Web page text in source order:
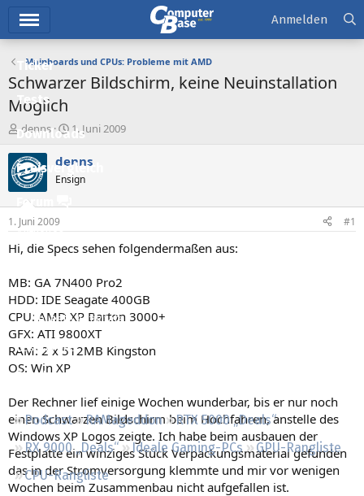
Ticker
Tests
Downloads
Preisvergleich
Forum
Aktuelles
Neue Beiträge
Neueste Aktivitäten
Leserartikel
Regeln
Podcast RAMageddon
RTX 5000 „Deals“
RX 9000 „Deals“
Ideale Gaming-PCs
GPU-Rangliste
CPU-Rangliste
Anmelden
Mainboards und CPUs: Probleme mit AMD
Schwarzer Bildschirm, keine Neuinstallation
Möglich
E
r
s
t
e
e
denns
E
r
s
t
e
t
a
1. Juni 2009
denns
Ensign
1. Juni 2009 #1
Hi, die Specs sehen folgendermaßen aus:
MB: GA 7N400 Pro2
HDD: IDE Seagate 400GB
CPU: AMD XP Barton 3000+
GFX: ATI 9800XT
RAM: 2 x 512MB Kingston
OS: Win XP
Der Rechner lief einige Wochen wunderbar, bis er nur noch
einen Schwarzen Bildschirm beim Hochfahren, anstelle des
Windows XP Logos zeigte. Ich habe beim ausbauen der
Festplatte ein winziges Stück Verpackungsmaterial gefunden
das in der Stromversorgung klemmte und mir vor wenigen
Wochen beim Zusammenbau nicht aufgefallen ist.